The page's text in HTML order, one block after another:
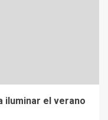
iluminar el verano